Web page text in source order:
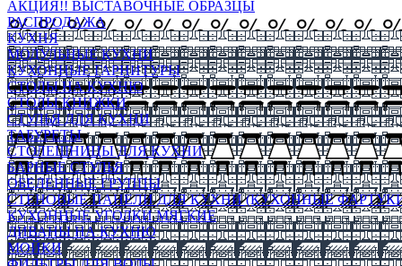
АКЦИЯ!! ВЫСТАВОЧНЫЕ ОБРАЗЦЫ
РАСПРОДАЖА
КУХНЯ
МОДУЛЬНЫЕ КУХНИ
КУХОННЫЕ ГАРНИТУРЫ
СТОЛЫ НА КУХНЮ
СТОЛЫ КНИЖКИ
СТУЛЬЯ ДЛЯ КУХНИ
ТАБУРЕТЫ
СТОЛЕШНИЦЫ ДЛЯ КУХНИ
БАРНЫЕ СТУЛЬЯ
ОБЕДЕННЫЕ ГРУППЫ
СТЕНОВЫЕ ПАНЕЛИ ДЛЯ КУХНИ (КУХОННЫЕ
КУХОННЫЕ УГОЛКИ МЯГКИЕ
ДИВАНЫ НА КУХНЮ
МОЙКИ